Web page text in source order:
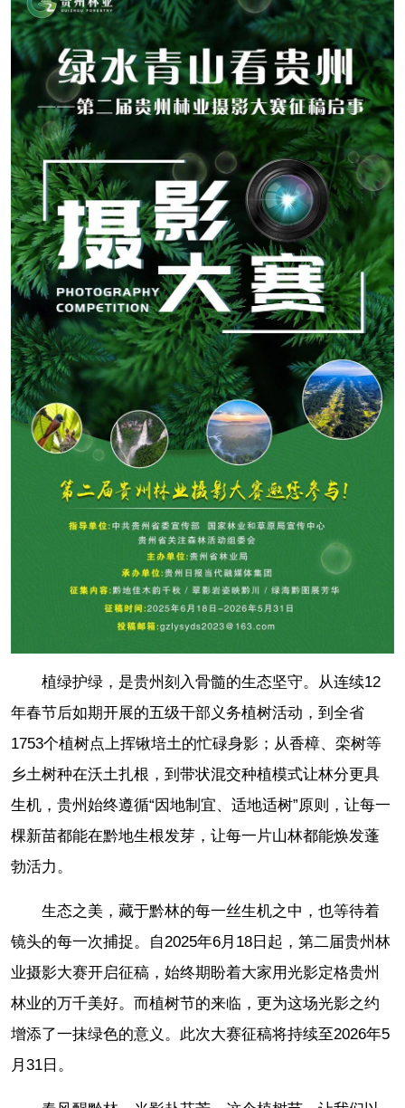
植绿护绿，是贵州刻入骨髓的生态坚守。从连续12
年春节后如期开展的五级干部义务植树活动，到全省
1753个植树点上挥锹培土的忙碌身影；从香樟、栾树等
乡土树种在沃土扎根，到带状混交种植模式让林分更具
生机，贵州始终遵循“因地制宜、适地适树”原则，让每一
棵新苗都能在黔地生根发芽，让每一片山林都能焕发蓬
勃活力。
生态之美，藏于黔林的每一丝生机之中，也等待着
镜头的每一次捕捉。自2025年6月18日起，第二届贵州林
业摄影大赛开启征稿，始终期盼着大家用光影定格贵州
林业的万千美好。而植树节的来临，更为这场光影之约
增添了一抹绿色的意义。此次大赛征稿将持续至2026年5
月31日。